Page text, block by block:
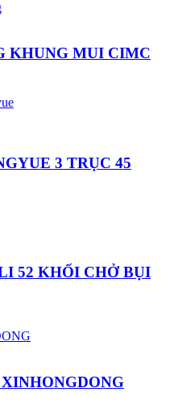
KHUNG MUI CIMC
3 TRỤC 45
52 KHỐI CHỞ BỤI